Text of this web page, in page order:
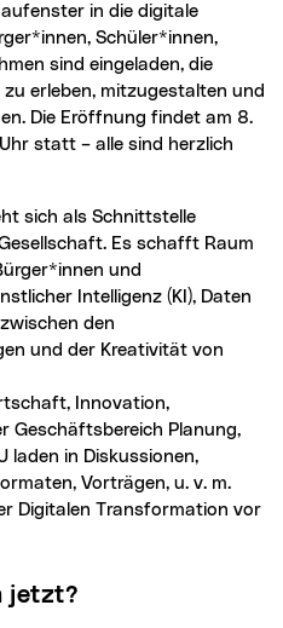
in die digitale
Schüler*innen,
sind eingeladen, die
erleben, mitzugestalten und
Die Eröffnung findet am 8.
statt – alle sind herzlich
Es schafft Raum
und
Intelligenz (KI), Daten
den
und der Kreativität von
Innovation,
Geschäftsbereich Planung,
laden in Diskussionen,
Vorträgen, u. v. m.
Digitalen Transformation vor
jetzt?